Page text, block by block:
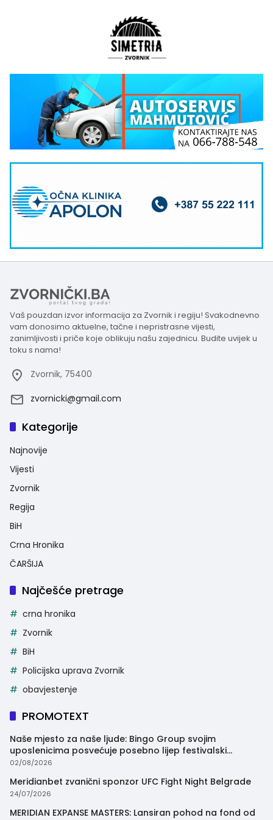
Vaš pouzdan izvor informacija za Zvornik i regiju! Svakodnevno
vam donosimo aktuelne, tačne i nepristrasne vijesti,
zanimljivosti i priče koje oblikuju našu zajednicu. Budite uvijek u
toku s nama!
Zvornik, 75400
zvornicki@gmail.com
Kategorije
Najnovije
Vijesti
Zvornik
Regija
BiH
Crna Hronika
ČARŠIJA
Najčešće pretrage
crna hronika
Zvornik
BiH
Policijska uprava Zvornik
obavjestenje
PROMOTEXT
Naše mjesto za naše ljude: Bingo Group svojim
uposlenicima posvećuje posebno lijep festivalski
trenutak
02/08/2026
Meridianbet zvanični sponzor UFC Fight Night Belgrade
24/07/2026
MERIDIAN EXPANSE MASTERS: Lansiran pohod na fond od